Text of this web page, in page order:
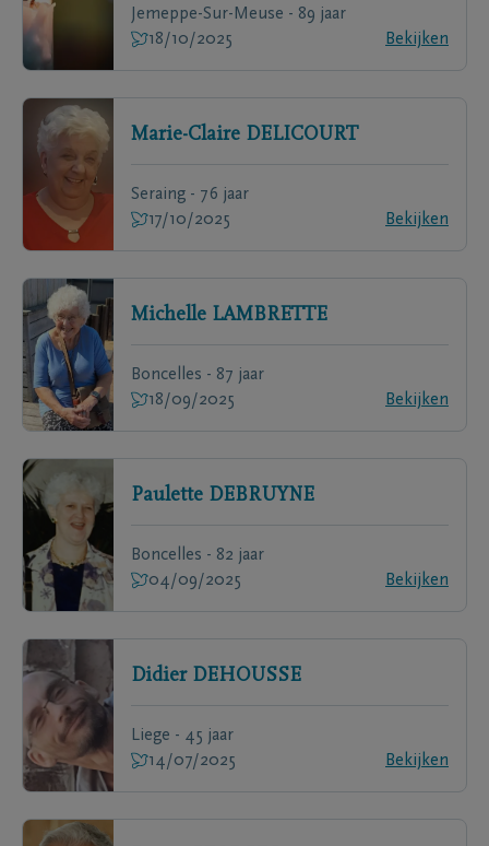
Jemeppe-Sur-Meuse - 89 jaar
18/10/2025
Bekijken
Marie-Claire DELICOURT
Seraing - 76 jaar
17/10/2025
Bekijken
Michelle LAMBRETTE
Boncelles - 87 jaar
18/09/2025
Bekijken
Paulette DEBRUYNE
Boncelles - 82 jaar
04/09/2025
Bekijken
Didier DEHOUSSE
Liege - 45 jaar
14/07/2025
Bekijken